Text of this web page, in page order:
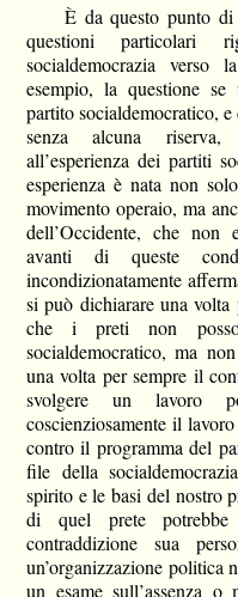
È da questo punto
questioni particolari
socialdemocrazia verso
esempio, la questione
partito socialdemocratico,
senza alcuna riserva,
all’esperienza dei partiti
esperienza è nata non
movimento operaio, ma
dell’Occidente, che non
avanti di queste
incondizionatamente
si può dichiarare una
che i preti non
socialdemocratico, ma
una volta per sempre il
svolgere un lavoro
coscienziosamente il
contro il programma del
file della
spirito e le basi del nostro
di quel prete
contraddizione sua
un’organizzazione politica
un esame sull’assenza